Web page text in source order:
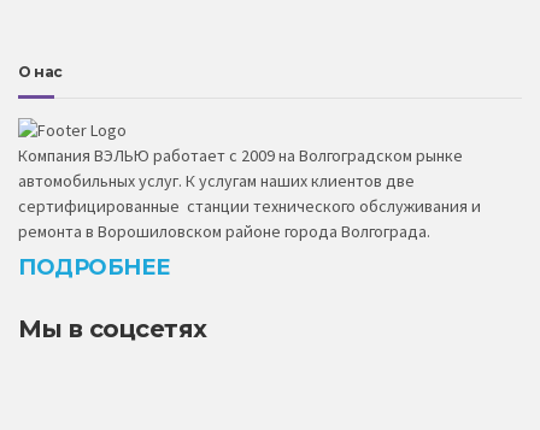
О нас
Компания ВЭЛЬЮ работает с 2009 на Волгоградском рынке
автомобильных услуг. К услугам наших клиентов две
сертифицированные станции технического обслуживания и
ремонта в Ворошиловском районе города Волгограда.
ПОДРОБНЕЕ
Мы в соцсетях